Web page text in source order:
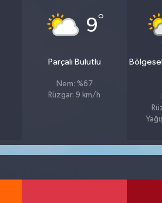
9°
Parçalı Bulutlu
Nem: %67
Rüzgar: 9 km/h